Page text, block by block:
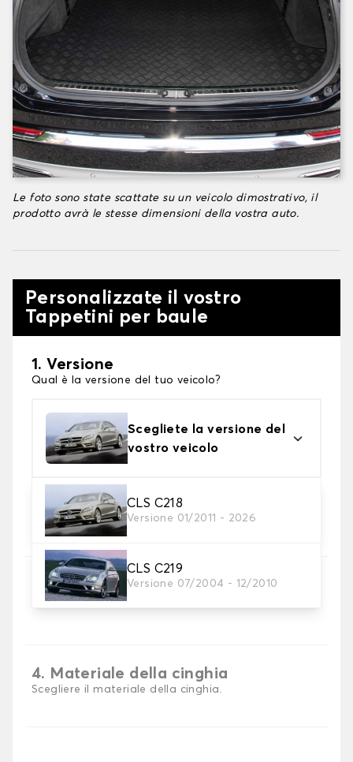
Le foto sono state scattate su un veicolo dimostrativo, il
prodotto avrà le stesse dimensioni della vostra auto.
Personalizzate il vostro
Tappetini per baule
1. Versione
Qual è la versione del tuo veicolo?
Scegliete la versione del
vostro veicolo
CLS C218
Versione 01/2011 - 2026
CLS C219
Versione 07/2004 - 12/2010
2. Materiale
scegli il materiale del tappetini per baule
3. Colori dei tappetini
Scegli il materiale del tappetino baule.
4. Materiale della cinghia
Scegliere il materiale della cinghia.